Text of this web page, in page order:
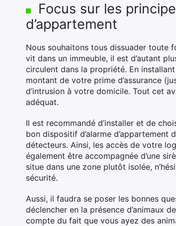
Focus sur les
d’appartement
Nous souhaitons tous dissuader toute
vit dans un immeuble, il est d’autant
circulent dans la propriété. En
montant de votre prime d’assurance
d’intrusion à votre domicile. Tout cet
adéquat.
Il est recommandé d’installer et de
bon dispositif d’alarme
détecteurs. Ainsi, les accès de votre
également être accompagnée d’une
situe dans une zone plutôt isolée,
sécurité.
Aussi, il faudra se poser les bonnes
déclencher en la présence d’animaux
compte du fait que vous ayez des